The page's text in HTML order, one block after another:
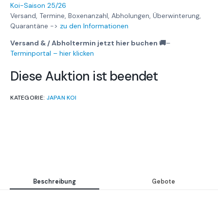
Koi-Saison 25/26
Versand, Termine, Boxenanzahl, Abholungen, Überwinterung,
Quarantäne -> zu den Informationen
Versand & / Abholtermin jetzt hier buchen 🚚–
Terminportal – hier klicken
Diese Auktion ist beendet
KATEGORIE: JAPAN KOI
Beschreibung Gebote